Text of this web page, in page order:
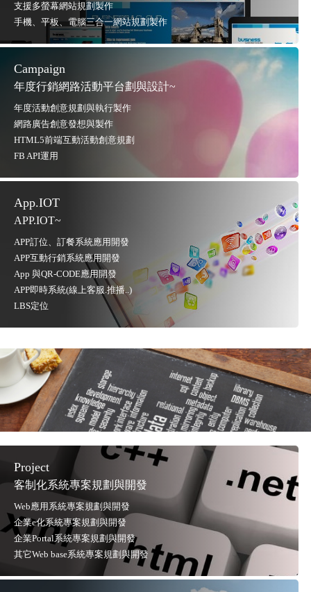
支援多螢幕網站規劃製作
手機、平板、電腦三合一網站規劃製作
Campaign
年度行銷網路活動平台劃與設計~
年度活動創意規劃與執行製作
網路廣告創意發想與製作
HTML5前端互動活動創意規劃
FB API運用
App.IOT
APP.IOT~
APP訂位、訂餐系統應用開發
APP互動行銷系統應用開發
App 與QR-CODE應用開發
APP即時系統(線上客服.推播..)
LBS定位
Project
客制化系統專案規劃與開發
Web應用系統專案規劃與開發
企業e化系統專案規劃與開發
企業Portal系統專案規劃與開發
其它Web base系統專案規劃與開發